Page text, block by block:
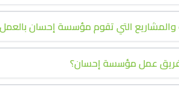
التي تقوم مؤسسة إحسان
فريق عمل مؤسسة إحسان؟